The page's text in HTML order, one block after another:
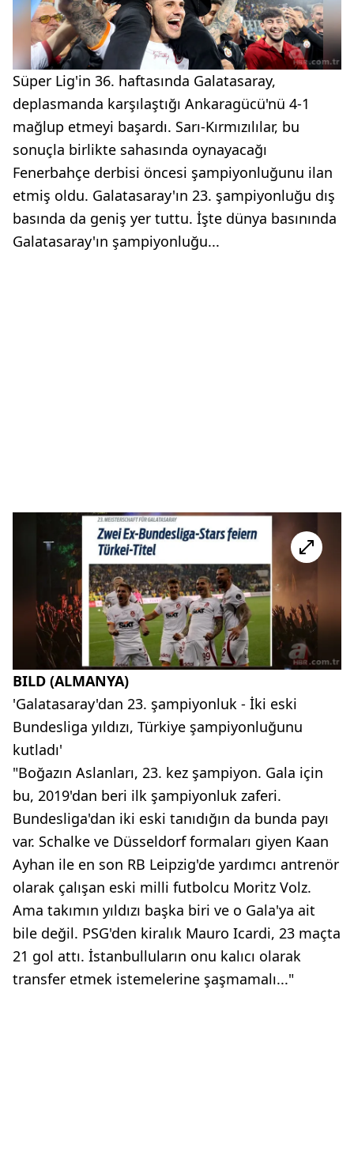
Süper Lig'in 36. haftasında Galatasaray,
deplasmanda karşılaştığı Ankaragücü'nü 4-1
mağlup etmeyi başardı. Sarı-Kırmızılılar, bu
sonuçla birlikte sahasında oynayacağı
Fenerbahçe derbisi öncesi şampiyonluğunu ilan
etmiş oldu. Galatasaray'ın 23. şampiyonluğu dış
basında da geniş yer tuttu. İşte dünya basınında
Galatasaray'ın şampiyonluğu...
BILD (ALMANYA)
'Galatasaray'dan 23. şampiyonluk - İki eski
Bundesliga yıldızı, Türkiye şampiyonluğunu
kutladı'
"Boğazın Aslanları, 23. kez şampiyon. Gala için
bu, 2019'dan beri ilk şampiyonluk zaferi.
Bundesliga'dan iki eski tanıdığın da bunda payı
var. Schalke ve Düsseldorf formaları giyen Kaan
Ayhan ile en son RB Leipzig'de yardımcı antrenör
olarak çalışan eski milli futbolcu Moritz Volz.
Ama takımın yıldızı başka biri ve o Gala'ya ait
bile değil. PSG'den kiralık Mauro Icardi, 23 maçta
21 gol attı. İstanbulluların onu kalıcı olarak
transfer etmek istemelerine şaşmamalı..."